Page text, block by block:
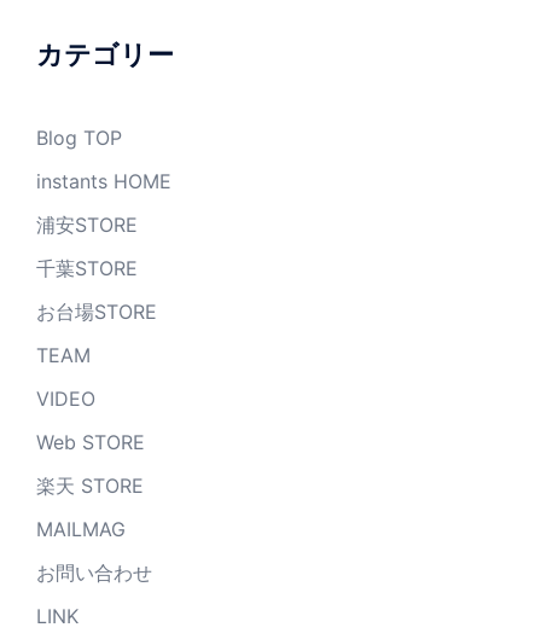
ブ
カテゴリー
Blog TOP
instants HOME
浦安STORE
千葉STORE
お台場STORE
TEAM
VIDEO
Web STORE
楽天 STORE
MAILMAG
お問い合わせ
LINK